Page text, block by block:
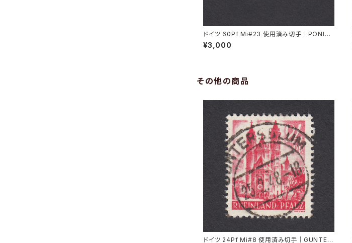
ドイツ 60Pf Mi#23 使用済み切手｜PONISC
HOWITZ 22.11.1921
¥3,000
その他の商品
ドイツ 24Pf Mi#8 使用済み切手｜GUNTER